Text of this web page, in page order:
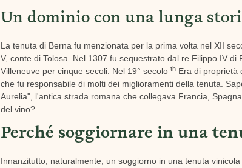
Un dominio con una lunga
La tenuta di Berna fu menzionata per la prima volta nel XII
V, conte di Tolosa. Nel 1307 fu sequestrato dal re Filippo IV
Villeneuve per cinque secoli. Nel 19° secolo th Era di proprietà
che fu responsabile di molti dei miglioramenti della tenuta.
Aurelia", l'antica strada romana che collegava Francia,
del vino?
Perché soggiornare in una
Innanzitutto, naturalmente, un soggiorno in una tenuta